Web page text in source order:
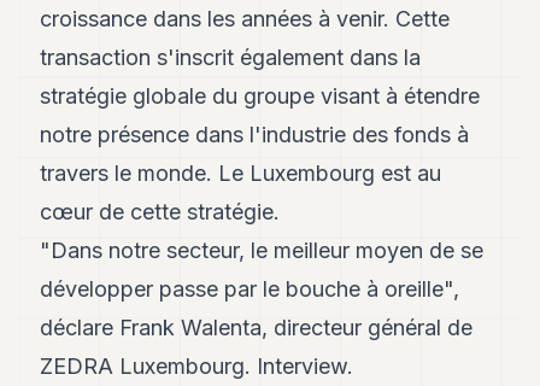
croissance dans les années à venir. Cette
transaction s'inscrit également dans la
stratégie globale du groupe visant à étendre
notre présence dans l'industrie des fonds à
travers le monde. Le Luxembourg est au
cœur de cette stratégie.
"Dans notre secteur, le meilleur moyen de se
développer passe par le bouche à oreille",
déclare Frank Walenta, directeur général de
ZEDRA Luxembourg. Interview.